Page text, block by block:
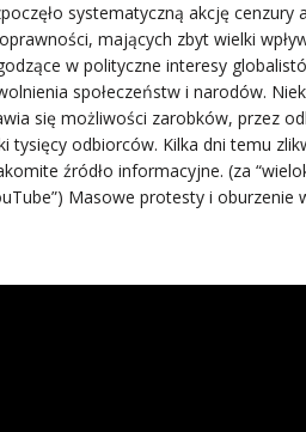
systematyczną akcję
mających zbyt wielki
w polityczne interesy
społeczeństw i narodów.
się możliwości zarobków, przez
tysięcy odbiorców. Kilka dni temu
źródło informacyjne. (za
Masowe protesty i oburzenie